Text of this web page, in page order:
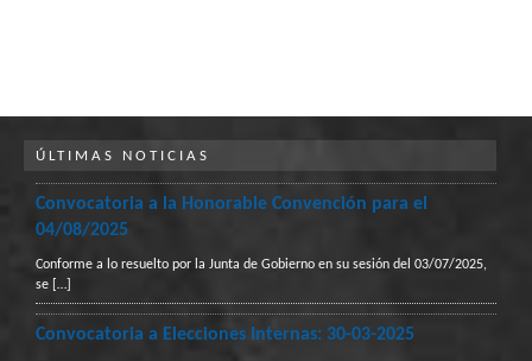
ÚLTIMAS NOTICIAS
Convocatoria a la Honorable Convención para el
04/08/2025
Conforme a lo resuelto por la Junta de Gobierno en su sesión del 03/07/2025,
se […]
Convocatoria a Elecciones Internas: 30-03-2025